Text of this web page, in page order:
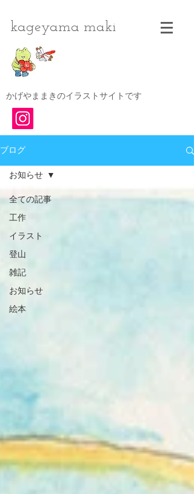
kageyama maki
かげやままきのイラストサイトです
ブログ
全ての記事
工作
イラスト
登山
雑記
お知らせ
絵本
お知らせ